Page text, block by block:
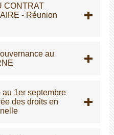
CONTRAT
- Réunion
au
au 1er septembre
des droits en